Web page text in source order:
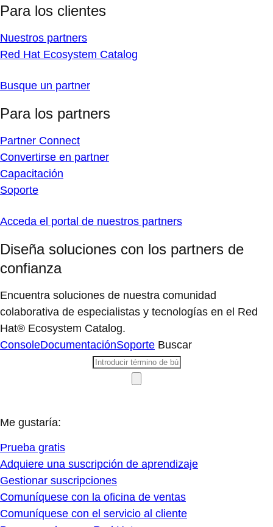
Para los clientes
Nuestros partners
Red Hat Ecosystem Catalog
Busque un partner
Para los partners
Partner Connect
Convertirse en partner
Capacitación
Soporte
Acceda el portal de nuestros partners
Diseña soluciones con los partners de
confianza
Encuentra soluciones de nuestra comunidad
colaborativa de especialistas y tecnologías en el Red
Hat® Ecosystem Catalog.
ConsoleDocumentaciónSoporte Buscar
Me gustaría:
Prueba gratis
Adquiere una suscripción de aprendizaje
Gestionar suscripciones
Comuníquese con la oficina de ventas
Comuníquese con el servicio al cliente